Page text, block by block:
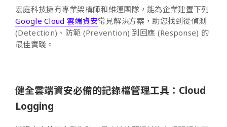
宏庭科技擁有專業架構師和維運團隊，能為企業建置下列
Google Cloud 雲端資安常見解決方案，助您找到從偵測
(Detection)、防範 (Prevention) 到回應 (Response) 的
最佳實踐。
健全雲端資安必備的記錄檔管理工具：Cloud
Logging